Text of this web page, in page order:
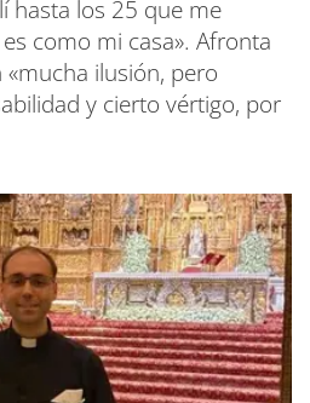
hasta los 25 que me
como mi casa». Afronta
ilusión, pero
y cierto vértigo, por